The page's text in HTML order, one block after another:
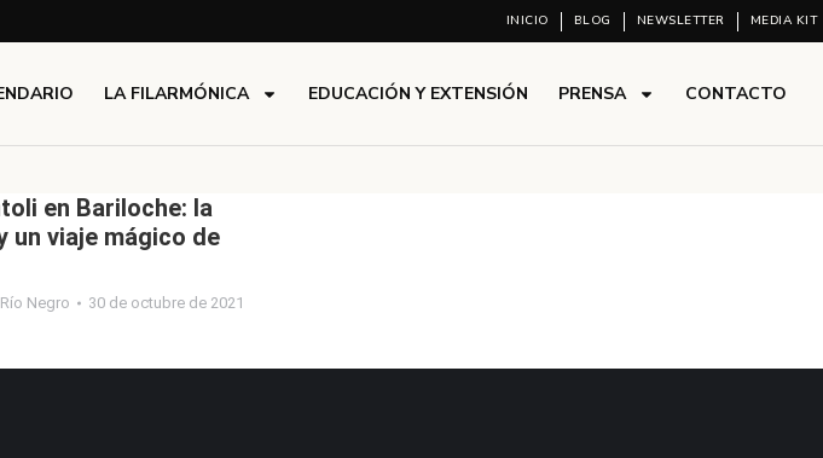
INICIO BLOG NEWSLETTER MEDIA KIT
LA FILARMÓNICA EDUCACIÓN Y EXTENSIÓN PRENSA CONTACTO
en Bariloche: la
un viaje mágico de
Negro 30 de octubre de 2021